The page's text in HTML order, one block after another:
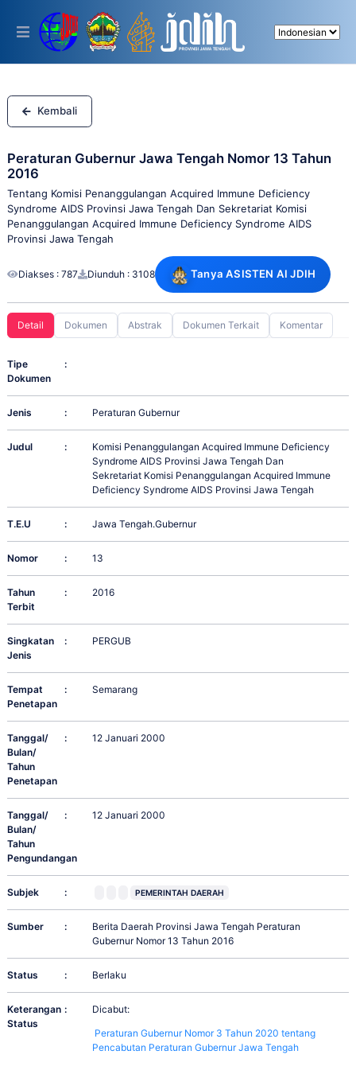
This
includes
accessibility
system.
Kembali
Peraturan Gubernur Jawa Tengah Nomor 13 Tahun
2016
Tentang Komisi Penanggulangan Acquired Immune Deficiency
Syndrome AIDS Provinsi Jawa Tengah Dan Sekretariat Komisi
Penanggulangan Acquired Immune Deficiency Syndrome AIDS
Provinsi Jawa Tengah
Diakses : 787 Diunduh : 3108 Tanya ASISTEN AI JDIH
Detail Dokumen Abstrak Dokumen Terkait Komentar
Tipe
Dokumen
:
Jenis : Peraturan Gubernur
Judul :
Komisi Penanggulangan Acquired Immune Deficiency
Syndrome AIDS Provinsi Jawa Tengah Dan
Sekretariat Komisi Penanggulangan Acquired Immune
Deficiency Syndrome AIDS Provinsi Jawa Tengah
T.E.U : Jawa Tengah.Gubernur
Nomor : 13
Tahun
Terbit
: 2016
Singkatan
Jenis
: PERGUB
Tempat
Penetapan
: Semarang
Tanggal/
Bulan/
Tahun
Penetapan
: 12 Januari 2000
Tanggal/
Bulan/
Tahun
Pengundangan
: 12 Januari 2000
Subjek : PEMERINTAH DAERAH
Sumber :
Berita Daerah Provinsi Jawa Tengah Peraturan
Gubernur Nomor 13 Tahun 2016
Status : Berlaku
Keterangan
Status
:
Dicabut:
Peraturan Gubernur Nomor 3 Tahun 2020 tentang
Pencabutan Peraturan Gubernur Jawa Tengah